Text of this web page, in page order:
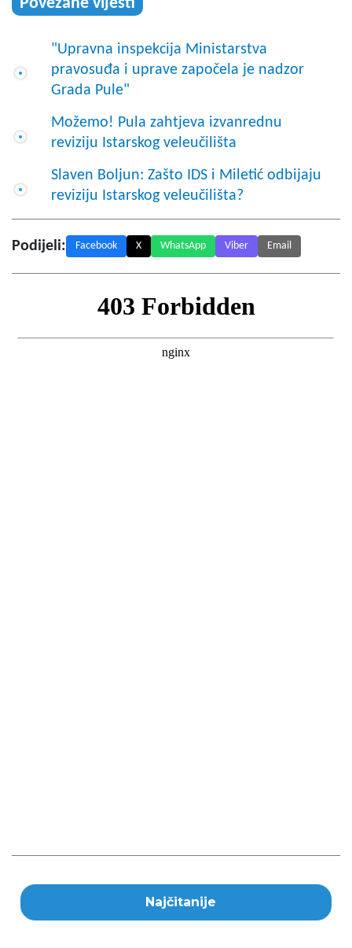
"Upravna inspekcija Ministarstva
pravosuđa i uprave započela je nadzor
Grada Pule"
Možemo! Pula zahtjeva izvanrednu
reviziju Istarskog veleučilišta
Slaven Boljun: Zašto IDS i Miletić odbijaju
reviziju Istarskog veleučilišta?
Podijeli: Facebook X WhatsApp Viber Email
Najčitanije